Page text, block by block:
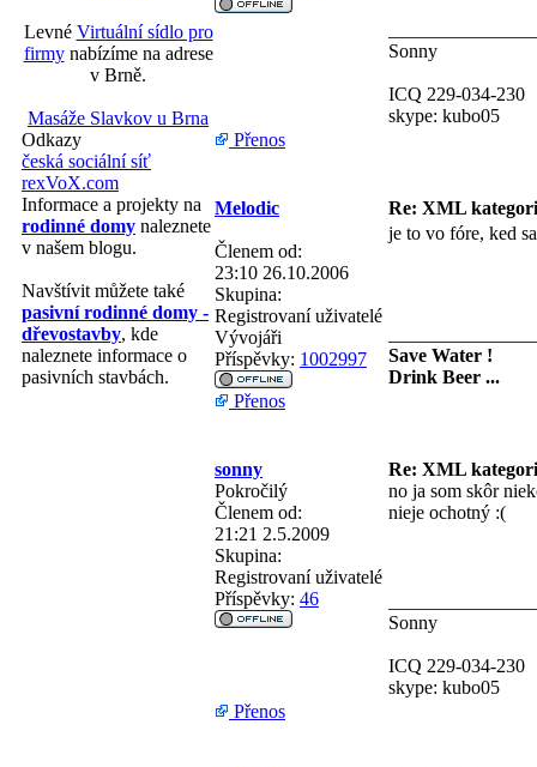
Levné Virtuální sídlo pro
firmynabízíme na adrese
v Brně.
Masáže Slavkov u Brna
Odkazy
česká sociální síť
rexVoX.com
Informace a projekty na
rodinné domy naleznete
v našem blogu.
Navštívit můžete také
pasivní rodinné domy -
dřevostavby, kde
naleznete informace o
pasivních stavbách.
Sonny
ICQ 229-034-230
skype: kubo05
Přenos
Melodic Re: XML
Členem od:
23:10 26.10.2006
Skupina:
Registrovaní uživatelé
Vývojáři
Příspěvky: 1002997
je to vo fóre, ked
Save Water !
Drink Beer ...
Přenos
sonny
Re: XML
Pokročilý
Členem od:
21:21 2.5.2009
Skupina:
Registrovaní uživatelé
Příspěvky: 46
no ja som skôr
nieje ochotný :(
Sonny
ICQ 229-034-230
skype: kubo05
Přenos